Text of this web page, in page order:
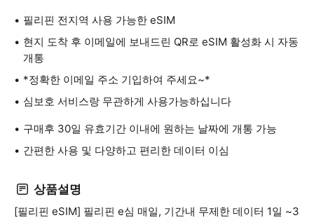
필리핀 전지역 사용 가능한 eSIM
현지 도착 후 이메일에 보내드린 QR로 eSIM 활성화 시 자동
개통
*정확한 이메일 주소 기입하여 주세요~*
심보호 서비스랑 무관하게 사용가능하십니다
구매후 30일 유효기간 이내에 원하는 날짜에 개통 가능
간편한 사용 및 다양하고 편리한 데이터 이심
상품설명
[필리핀 eSIM] 필리핀 e심 매일, 기간내 무제한 데이터 1일 ~3